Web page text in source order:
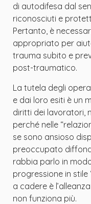
di autodifesa dal
riconosciuti e
Pertanto, è
appropriato per
trauma subito e
post-traumatico.
La tutela degli
e dai loro esiti è un
diritti dei lavoratori,
perché nelle
se sono ansioso
preoccupato
rabbia parlo in
progressione in stile
a cadere è
non funziona più.